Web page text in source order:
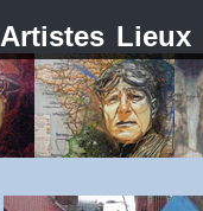
Artistes Lieux